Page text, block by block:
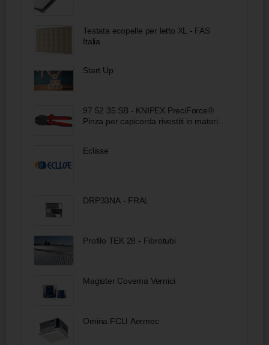
Testata ecopelle per letto XL - FAS
Italia
Start Up
97 52 35 SB - KNIPEX PreciForce®
Pinza per capicorda rivestiti in materiale
Eclisse
DRP33NA - FRAL
Profilo TEK 28 - Fibrotubi
Magister Covema Vernici
Omina FCLI Aermec